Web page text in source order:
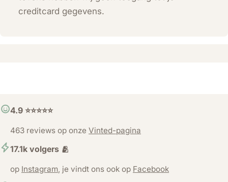
creditcard gegevens.
4.9 ⭐️⭐️⭐️⭐️⭐️
463 reviews op onze Vinted-pagina
17.1k volgers 🫂
op Instagram, je vindt ons ook op Facebook